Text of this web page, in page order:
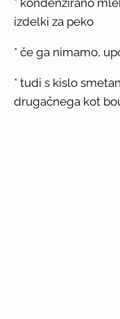
izdelki za peko
* če ga nimamo,
* tudi s kislo
drugačnega kot